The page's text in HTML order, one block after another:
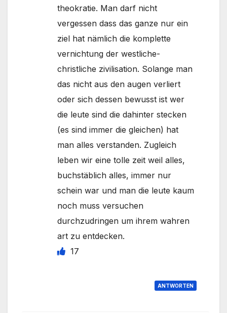
theokratie. Man darf nicht
vergessen dass das ganze nur ein
ziel hat nämlich die komplette
vernichtung der westliche-
christliche zivilisation. Solange man
das nicht aus den augen verliert
oder sich dessen bewusst ist wer
die leute sind die dahinter stecken
(es sind immer die gleichen) hat
man alles verstanden. Zugleich
leben wir eine tolle zeit weil alles,
buchstäblich alles, immer nur
schein war und man die leute kaum
noch muss versuchen
durchzudringen um ihrem wahren
art zu entdecken.
17
ANTWORTEN